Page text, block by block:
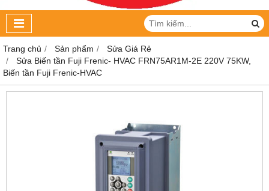
Trang chủ Sản phẩm
Sửa Giá Rẻ
Sửa Biến tần Fuji Frenic- HVAC FRN75AR1M-2E 220V 75KW,
Biến tần Fuji Frenic-HVAC